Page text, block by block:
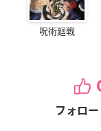
呪術廻戦
フォロ